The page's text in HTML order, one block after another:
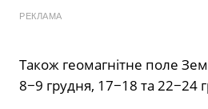
РЕКЛАМА
Також геомагнітне поле
8−9 грудня, 17−18 та 22−24